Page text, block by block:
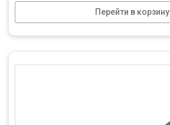
Перейти в корзину